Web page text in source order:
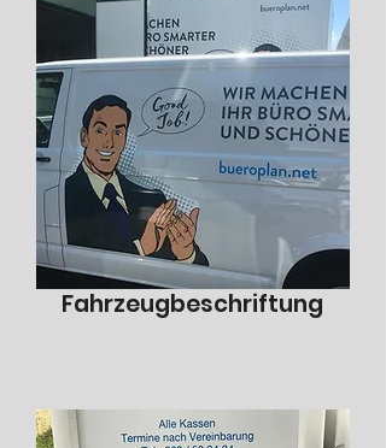
Fahrzeugbeschriftung